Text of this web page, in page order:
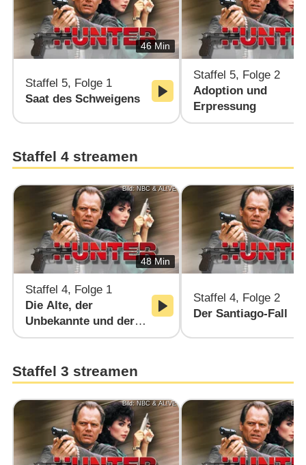
46 Min
Staffel 5, Folge 1
Saat des Schweigens
Staffel 5, Folge 2
Adoption und
Erpressung
Staffel 4 streamen
Bild: NBC & AL!VE
48 Min
Staffel 4, Folge 1
Die Alte, der
Unbekannte und der
Mörder
Bild:
Staffel 4, Folge 2
Der Santiago-Fall
Staffel 3 streamen
Bild: NBC & AL!VE Bild: